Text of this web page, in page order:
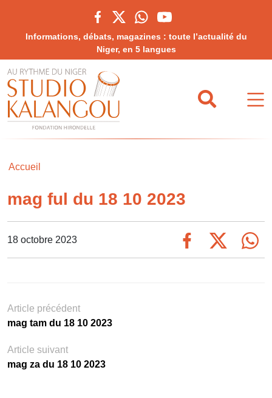
Informations, débats, magazines : toute l’actualité du
Niger, en 5 langues
Accueil
mag ful du 18 10 2023
18 octobre 2023
Article précédent
mag tam du 18 10 2023
Article suivant
mag za du 18 10 2023